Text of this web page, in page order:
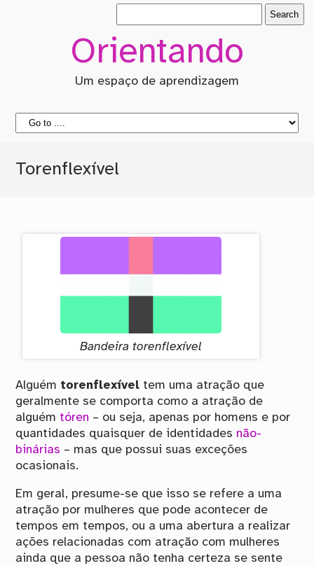
Orientando
Um espaço de aprendizagem
Torenflexível
Bandeira torenflexível
Alguém torenflexível tem uma atração que
geralmente se comporta como a atração de
alguém tóren – ou seja, apenas por homens e por
quantidades quaisquer de identidades não-
binárias – mas que possui suas exceções
ocasionais.
Em geral, presume-se que isso se refere a uma
atração por mulheres que pode acontecer de
tempos em tempos, ou a uma abertura a realizar
ações relacionadas com atração com mulheres
ainda que a pessoa não tenha certeza se sente